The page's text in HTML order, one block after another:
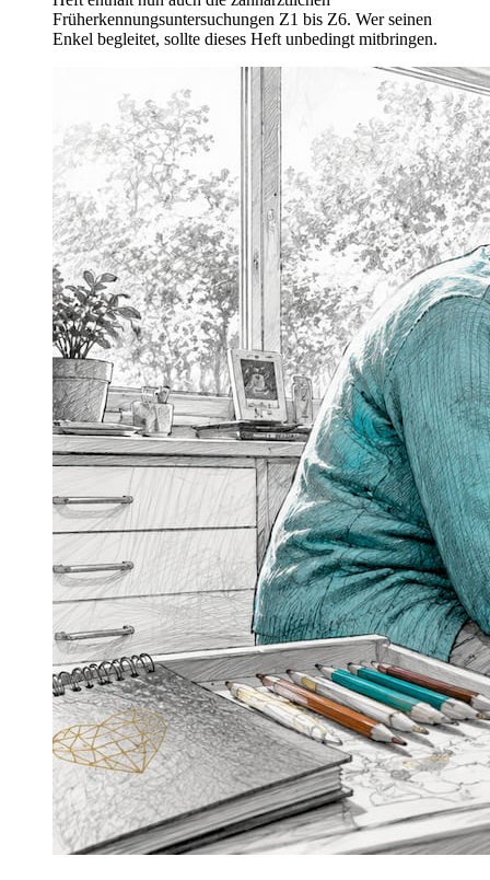
Früherkennungsuntersuchungen Z1 bis Z6. Wer seinen
Enkel begleitet, sollte dieses Heft unbedingt mitbringen.